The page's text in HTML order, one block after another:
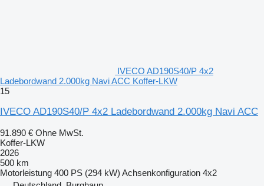
IVECO AD190S40/P 4x2
Ladebordwand 2.000kg Navi ACC Koffer-LKW
15
IVECO AD190S40/P 4x2 Ladebordwand 2.000kg Navi ACC
91.890 € Ohne MwSt.
Koffer-LKW
2026
500 km
Motorleistung 400 PS (294 kW) Achsenkonfiguration 4x2